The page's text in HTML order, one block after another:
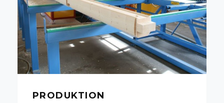
PRODUKTION